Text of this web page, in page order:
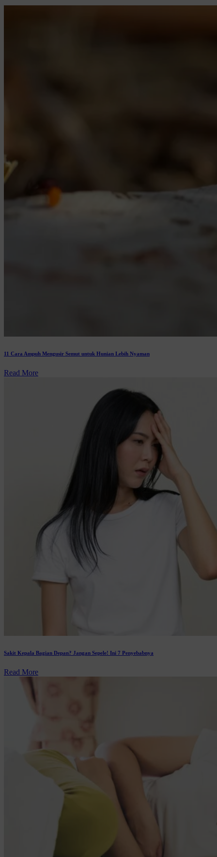
11 Cara Ampuh Mengusir Semut untuk Hunian Lebih Nyaman
Read More
Sakit Kepala Bagian Depan? Jangan Sepele! Ini 7 Penyebabnya
Read More